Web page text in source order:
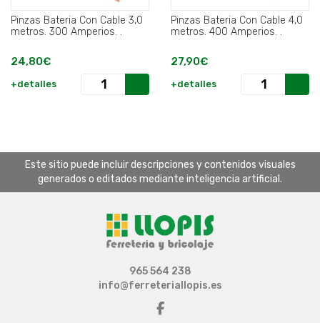
Pinzas Bateria Con Cable 3,0
metros. 300 Amperios. .
24,80€
+detalles
Pinzas Bateria Con Cable 4,0
metros. 400 Amperios. .
27,90€
+detalles
Este sitio puede incluir descripciones y contenidos visuales
generados o editados mediante inteligencia artificial.
965 564 238
info@ferreteriallopis.es